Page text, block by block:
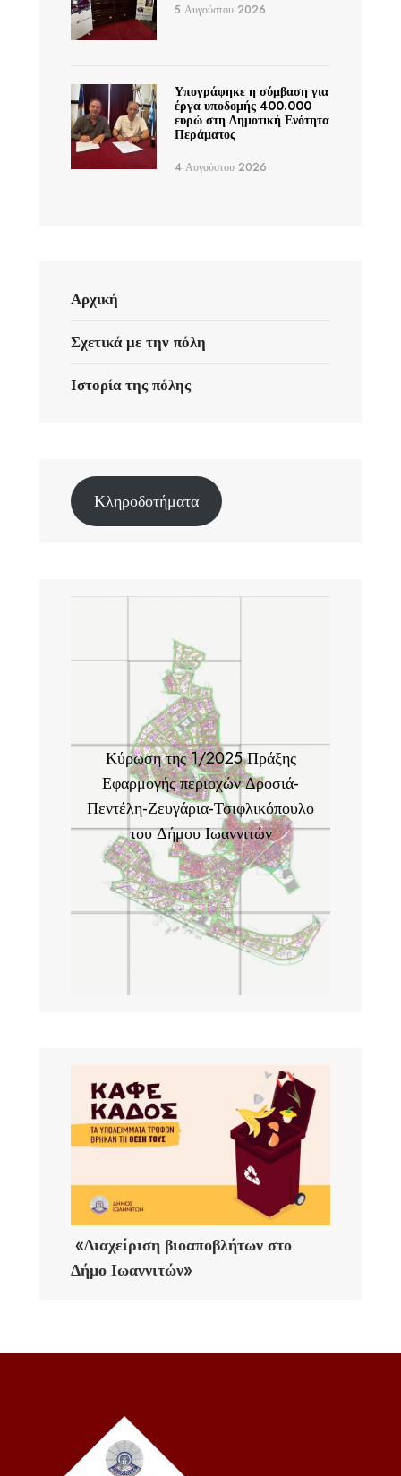
5 Αυγούστου 2026
Υπογράφηκε η σύμβαση για
έργα υποδομής 400.000
ευρώ στη Δημοτική Ενότητα
Περάματος
4 Αυγούστου 2026
Αρχική
Σχετικά με την πόλη
Ιστορία της πόλης
Κληροδοτήματα
Κύρωση της 1/2025 Πράξης
Εφαρμογής περιοχών Δροσιά-
Πεντέλη-Ζευγάρια-Τσιφλικόπουλο
του Δήμου Ιωαννιτών
«Διαχείριση βιοαποβλήτων στο
Δήμο Ιωαννιτών»